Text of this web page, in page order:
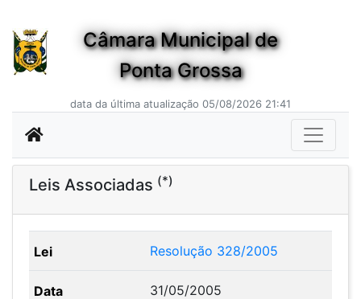
Câmara Municipal de
Ponta Grossa
data da última atualização 05/08/2026 21:41
Leis Associadas (*)
Resolução 328/2005
31/05/2005